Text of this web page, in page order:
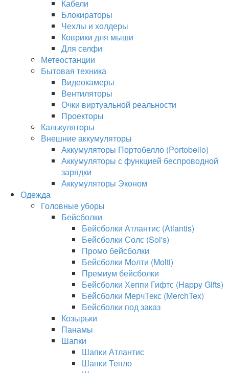
Кабели
Блокираторы
Чехлы и холдеры
Коврики для мыши
Для селфи
Метеостанции
Бытовая техника
Видеокамеры
Вентиляторы
Очки виртуальной реальности
Проекторы
Калькуляторы
Внешние аккумуляторы
Аккумуляторы Портобелло (Portobello)
Аккумуляторы с функцией беспроводной
зарядки
Аккумуляторы Эконом
Одежда
Головные уборы
Бейсболки
Бейсболки Атлантис (Atlantis)
Бейсболки Солс (Sol's)
Промо бейсболки
Бейсболки Молти (Molti)
Премиум бейсболки
Бейсболки Хеппи Гифтс (Happy Gifts)
Бейсболки МерчТекс (MerchTex)
Бейсболки под заказ
Козырьки
Панамы
Шапки
Шапки Атлантис
Шапки Тепло